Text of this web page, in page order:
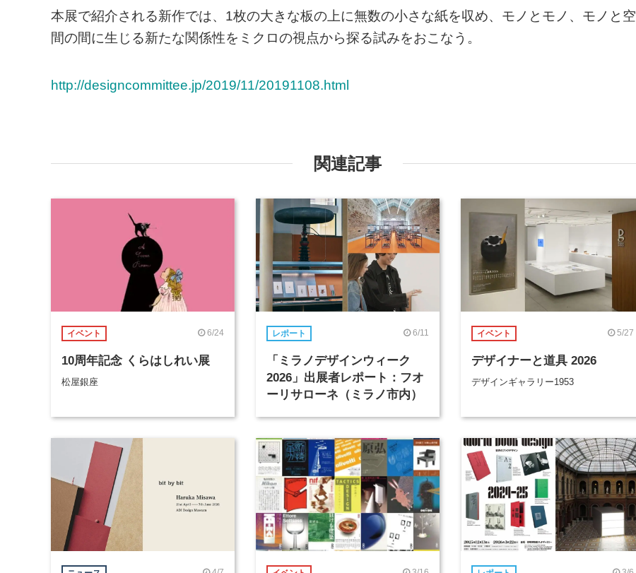
本展で紹介される新作では、1枚の大きな板の上に無数の小さな紙を収め、モノとモノ、モノと空
間の間に生じる新たな関係性をミクロの視点から探る試みをおこなう。
http://designcommittee.jp/2019/11/20191108.html
関連記事
イベント 6/24
10周年記念 くらはしれい展
松屋銀座
レポート 6/11
「ミラノデザインウィーク
2026」出展者レポート：フオ
ーリサローネ（ミラノ市内）
イベント 5/27
デザイナーと道具 2026
デザインギャラリー1953